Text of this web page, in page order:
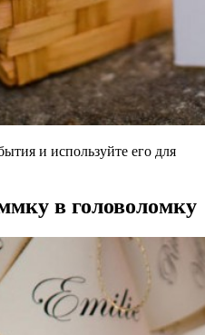
и используйте его для
в головоломку